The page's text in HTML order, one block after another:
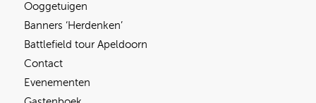
Ooggetuigen
Banners ‘Herdenken’
Battlefield tour Apeldoorn
Contact
Evenementen